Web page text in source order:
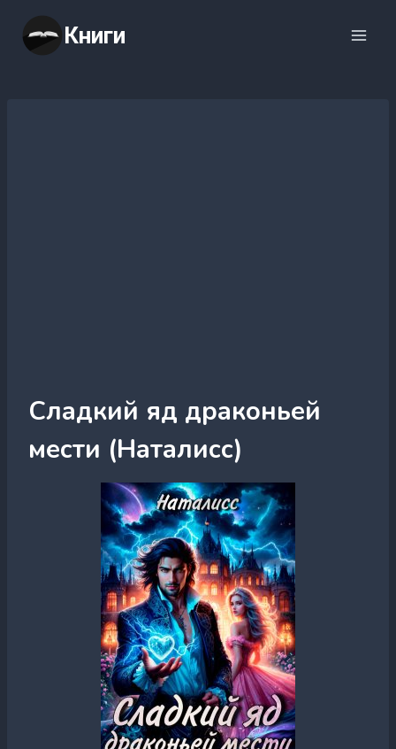
содержимому
Книги
Сладкий яд драконьей
мести (Наталисс)